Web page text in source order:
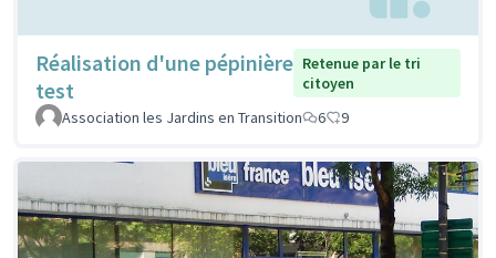
Réalisation d'une pépinière
test
Retenue par le tri
citoyen
Association les Jardins en Transition
6 9